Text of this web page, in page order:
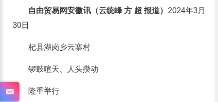
自由贸易网安徽讯（云统峰 方 超 报道） 2024年3月
30日
杞县湖岗乡云寨村
锣鼓喧天、人头攒动
隆重举行